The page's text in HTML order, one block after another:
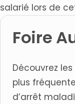
salarié lors de
Foire
Découvrez
plus
d’arrêt